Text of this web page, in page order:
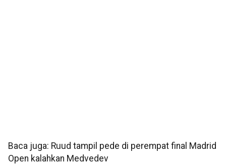
Baca juga: Ruud tampil pede di perempat final Madrid
Open kalahkan Medvedev